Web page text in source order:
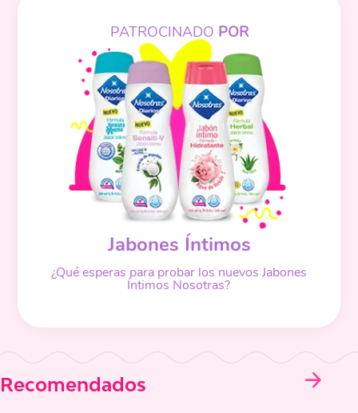
PATROCINADO POR
Jabones Íntimos
¿Qué esperas para probar los nuevos Jabones
Íntimos Nosotras?
Recomendados